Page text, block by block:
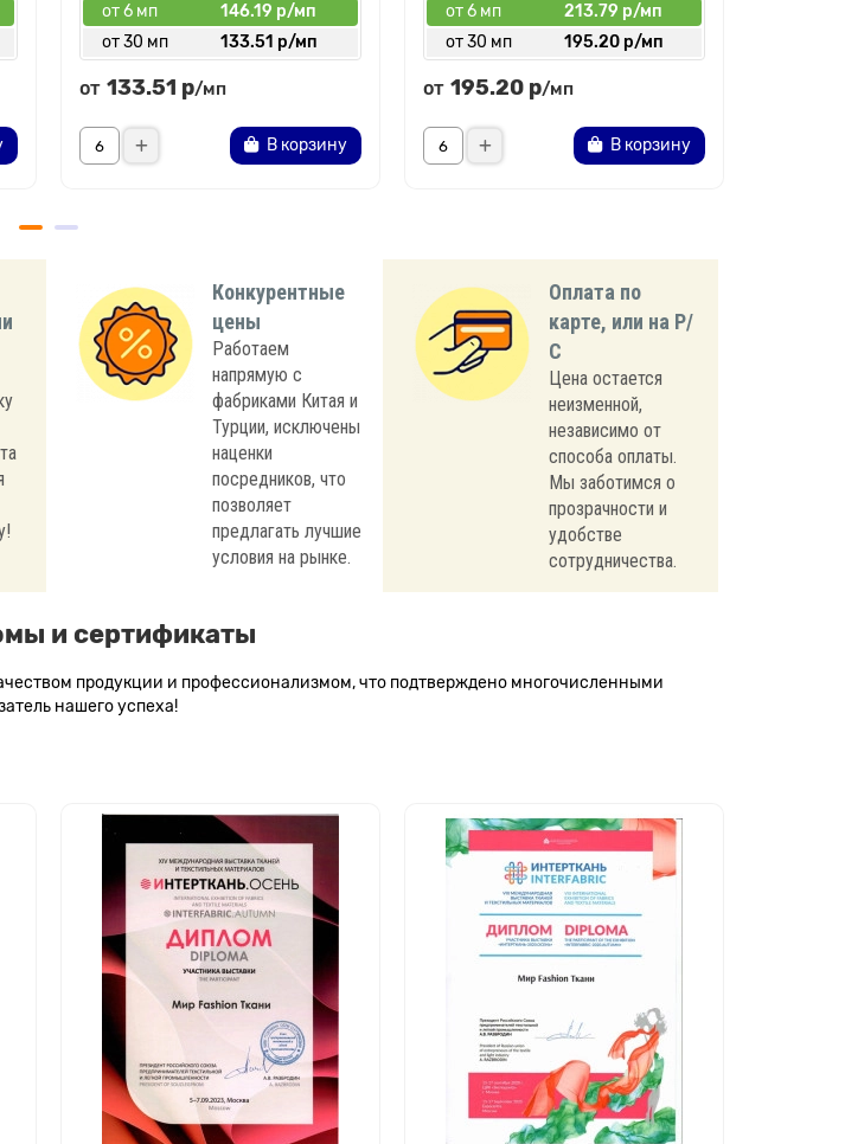
от 6 мп
146.19 р/мп
от 30 мп
133.51 р/мп
от 133.51 р/мп
В корзину
от 6 мп
213.79 р/мп
от 30 мп
195.20 р/мп
от 195.20 р/мп
В корзину
Конкурентные
цены
Работаем
напрямую с
фабриками Китая и
Турции, исключены
наценки
посредников, что
позволяет
предлагать лучшие
условия на рынке.
Оплата по
карте, или на Р/
С
Цена остается
неизменной,
независимо от
способа оплаты.
Мы заботимся о
прозрачности и
удобстве
сотрудничества.
и сертификаты
продукции и профессионализмом, что подтверждено многочисленными
нашего успеха!